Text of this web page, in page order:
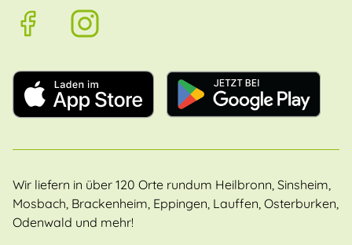
Wir liefern in über 120 Orte rundum Heilbronn, Sinsheim,
Mosbach, Brackenheim, Eppingen, Lauffen, Osterburken,
Odenwald und mehr!